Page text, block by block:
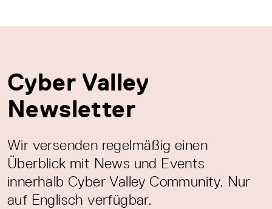
Cyber Valley
Newsletter
Wir versenden regelmäßig einen
Überblick mit News und Events
innerhalb Cyber Valley Community. Nur
auf Englisch verfügbar.